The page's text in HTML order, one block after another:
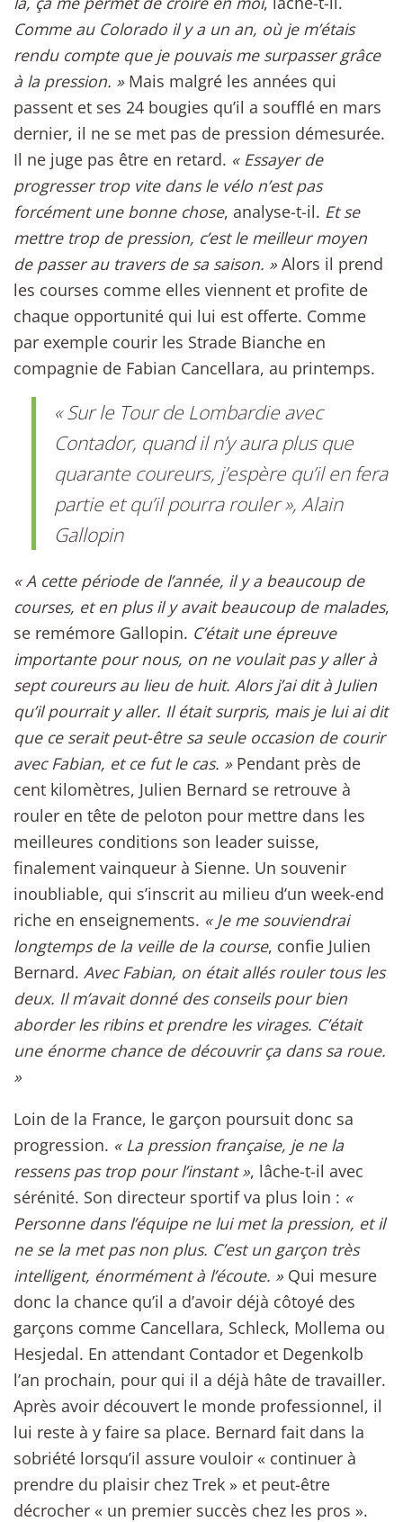
Comme au Colorado il y a un an, où je m’étais
rendu compte que je pouvais me surpasser grâce
à la pression. » Mais malgré les années qui
passent et ses 24 bougies qu’il a soufflé en mars
dernier, il ne se met pas de pression démesurée.
Il ne juge pas être en retard. « Essayer de
progresser trop vite dans le vélo n’est pas
forcément une bonne chose, analyse-t-il. Et se
mettre trop de pression, c’est le meilleur moyen
de passer au travers de sa saison. » Alors il prend
les courses comme elles viennent et profite de
chaque opportunité qui lui est offerte. Comme
par exemple courir les Strade Bianche en
compagnie de Fabian Cancellara, au printemps.
« Sur le Tour de Lombardie avec
Contador, quand il n’y aura plus que
quarante coureurs, j’espère qu’il en fera
partie et qu’il pourra rouler », Alain
Gallopin
« A cette période de l’année, il y a beaucoup de
courses, et en plus il y avait beaucoup de malades,
se remémore Gallopin. C’était une épreuve
importante pour nous, on ne voulait pas y aller à
sept coureurs au lieu de huit. Alors j’ai dit à Julien
qu’il pourrait y aller. Il était surpris, mais je lui ai dit
que ce serait peut-être sa seule occasion de courir
avec Fabian, et ce fut le cas. » Pendant près de
cent kilomètres, Julien Bernard se retrouve à
rouler en tête de peloton pour mettre dans les
meilleures conditions son leader suisse,
finalement vainqueur à Sienne. Un souvenir
inoubliable, qui s’inscrit au milieu d’un week-end
riche en enseignements. « Je me souviendrai
longtemps de la veille de la course, confie Julien
Bernard. Avec Fabian, on était allés rouler tous les
deux. Il m’avait donné des conseils pour bien
aborder les ribins et prendre les virages. C’était
une énorme chance de découvrir ça dans sa roue.
»
Loin de la France, le garçon poursuit donc sa
progression. « La pression française, je ne la
ressens pas trop pour l’instant », lâche-t-il avec
sérénité. Son directeur sportif va plus loin : «
Personne dans l’équipe ne lui met la pression, et il
ne se la met pas non plus. C’est un garçon très
intelligent, énormément à l’écoute. » Qui mesure
donc la chance qu’il a d’avoir déjà côtoyé des
garçons comme Cancellara, Schleck, Mollema ou
Hesjedal. En attendant Contador et Degenkolb
l’an prochain, pour qui il a déjà hâte de travailler.
Après avoir découvert le monde professionnel, il
lui reste à y faire sa place. Bernard fait dans la
sobriété lorsqu’il assure vouloir « continuer à
prendre du plaisir chez Trek » et peut-être
décrocher « un premier succès chez les pros ».